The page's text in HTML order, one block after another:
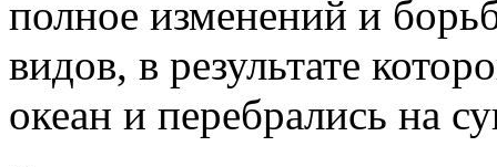
полное изменений и
видов, в результате
океан и перебрались на